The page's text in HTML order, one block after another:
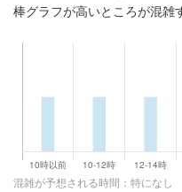
棒グラフが高いところが混雑
混雑が予想される時間：特になし